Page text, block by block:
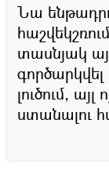
Նա
տասնյակ
լուծում,
ստանալու